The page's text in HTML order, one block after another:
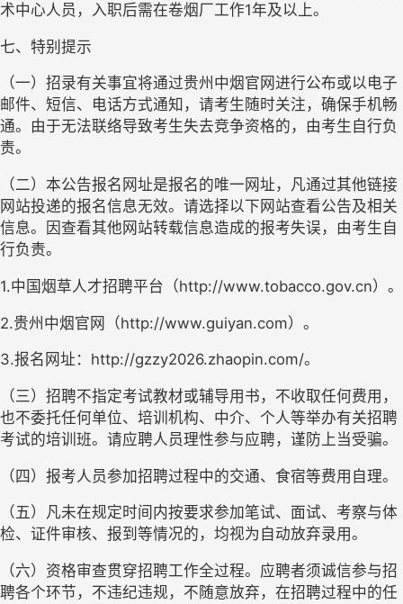
术中心人员， 入职后需在卷烟厂工作1年及以上。
七、特别提示
（一）招录有关事宜将通过贵州中烟官网进行公布或以电子
邮件、短信、电话方式通知，请考生随时关注，确保手机畅
通。由于无法联络导致考生失去竞争资格的，由考生自行负
责。
（二）本公告报名网址是报名的唯一网址，凡通过其他链接
网站投递的报名信息无效。请选择以下网站查看公告及相关
信息。因查看其他网站转载信息造成的报考失误，由考生自
行负责。
1.中国烟草人才招聘平台（http://www.tobacco.gov.cn）。
2.贵州中烟官网（http://www.guiyan.com）。
3.报名网址：http://gzzy2026.zhaopin.com/。
（三） 招聘不指定考试教材或辅导用书，不收取任何费用，
也不委托任何单位、培训机构、中介、个人等举办有关招聘
考试的培训班。请应聘人员理性参与应聘，谨防上当受骗。
（四）报考人员参加招聘过程中的交通、食宿等费用自理。
（五）凡未在规定时间内按要求参加笔试、面试、考察与体
检、证件审核、报到等情况的，均视为自动放弃录用。
（六） 资格审查贯穿招聘工作全过程。 应聘者须诚信参与招
聘各个环节，不违纪违规，不随意放弃，在招聘过程中的任